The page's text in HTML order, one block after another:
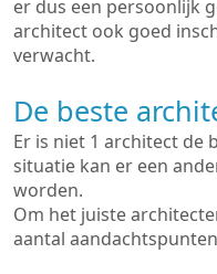
er dus een persoonlijk
architect ook goed
verwacht.
De beste
Er is niet 1 architect de
situatie kan er een
worden.
Om het juiste
aantal